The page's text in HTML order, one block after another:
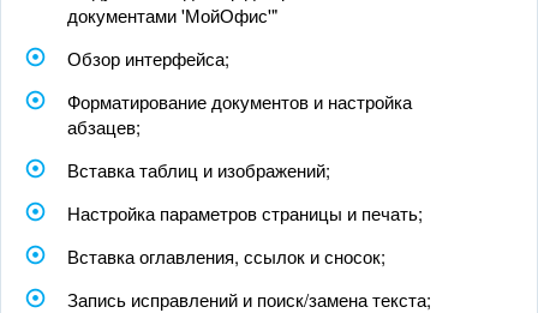
документами 'МойОфис'"
Обзор интерфейса;
Форматирование документов и настройка
абзацев;
Вставка таблиц и изображений;
Настройка параметров страницы и печать;
Вставка оглавления, ссылок и сносок;
Запись исправлений и поиск/замена текста;